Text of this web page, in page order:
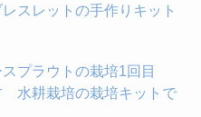
スレットの手作りキット
スプラウトの栽培1回目
水耕栽培の栽培キットで